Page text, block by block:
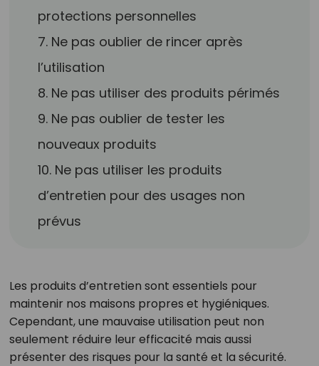
protections personnelles
7. Ne pas oublier de rincer après
l’utilisation
8. Ne pas utiliser des produits périmés
9. Ne pas oublier de tester les
nouveaux produits
10. Ne pas utiliser les produits
d’entretien pour des usages non
prévus
Les produits d’entretien sont essentiels pour
maintenir nos maisons propres et hygiéniques.
Cependant, une mauvaise utilisation peut non
seulement réduire leur efficacité mais aussi
présenter des risques pour la santé et la sécurité.